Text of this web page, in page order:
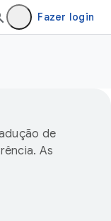
Fazer login
de
As